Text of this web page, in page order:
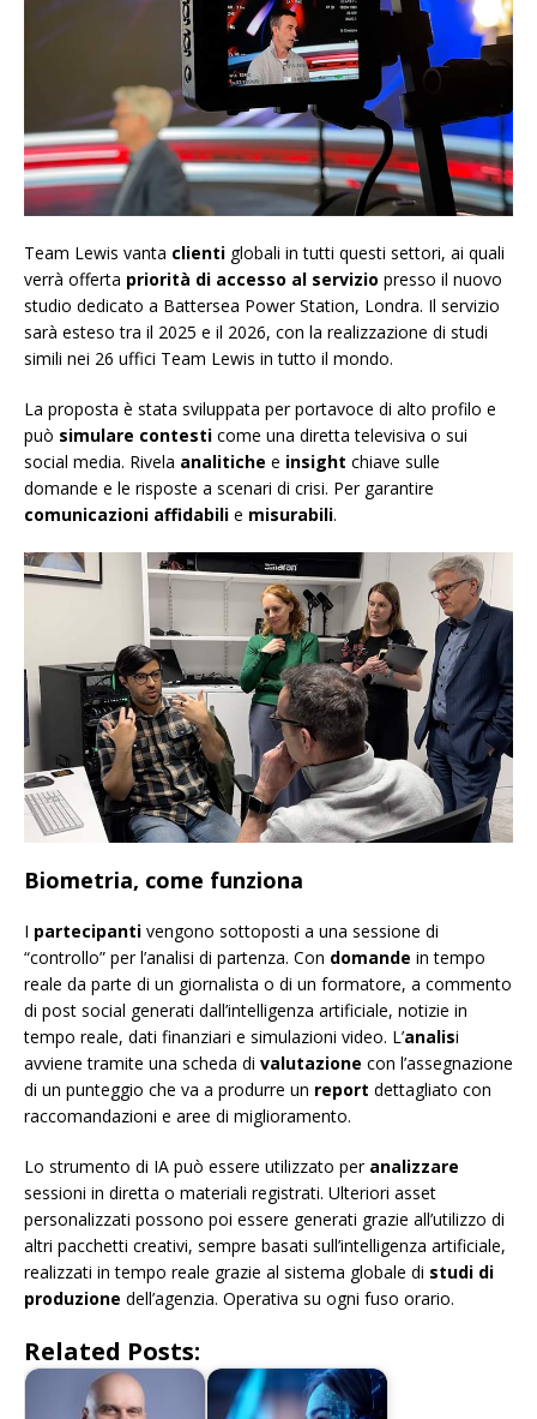
Team Lewis vanta clienti globali in tutti questi settori, ai quali
verrà offerta priorità di accesso al servizio presso il nuovo
studio dedicato a Battersea Power Station, Londra. Il servizio
sarà esteso tra il 2025 e il 2026, con la realizzazione di studi
simili nei 26 uffici Team Lewis in tutto il mondo.
La proposta è stata sviluppata per portavoce di alto profilo e
può simulare contesti come una diretta televisiva o sui
social media. Rivela analitiche e insight chiave sulle
domande e le risposte a scenari di crisi. Per garantire
comunicazioni affidabili e misurabili.
Biometria, come funziona
I partecipanti vengono sottoposti a una sessione di
“controllo” per l’analisi di partenza. Con domande in tempo
reale da parte di un giornalista o di un formatore, a commento
di post social generati dall’intelligenza artificiale, notizie in
tempo reale, dati finanziari e simulazioni video. L’analisi
avviene tramite una scheda di valutazione con l’assegnazione
di un punteggio che va a produrre un report dettagliato con
raccomandazioni e aree di miglioramento.
Lo strumento di IA può essere utilizzato per analizzare
sessioni in diretta o materiali registrati. Ulteriori asset
personalizzati possono poi essere generati grazie all’utilizzo di
altri pacchetti creativi, sempre basati sull’intelligenza artificiale,
realizzati in tempo reale grazie al sistema globale di studi di
produzione dell’agenzia. Operativa su ogni fuso orario.
Related Posts: